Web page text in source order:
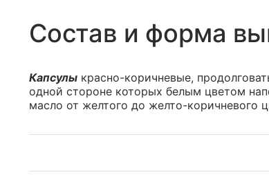
Состав и форма
Капсулы красно-коричневые,
одной стороне которых белым цветом
масло от желтого до желто-коричневого